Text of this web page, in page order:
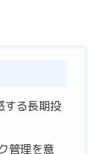
する長期投
管理を意